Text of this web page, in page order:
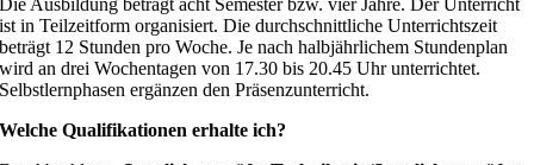
Die Ausbildung beträgt acht Semester bzw. vier Jahre. Der Unterricht
ist in Teilzeitform organisiert. Die durchschnittliche Unterrichtszeit
beträgt 12 Stunden pro Woche. Je nach halbjährlichem Stundenplan
wird an drei Wochentagen von 17.30 bis 20.45 Uhr unterrichtet.
Selbstlernphasen ergänzen den Präsenzunterricht.
Welche Qualifikationen erhalte ich?